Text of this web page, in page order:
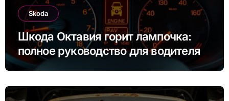
Skoda
Шкода Октавия горит лампочка:
полное руководство для водителя